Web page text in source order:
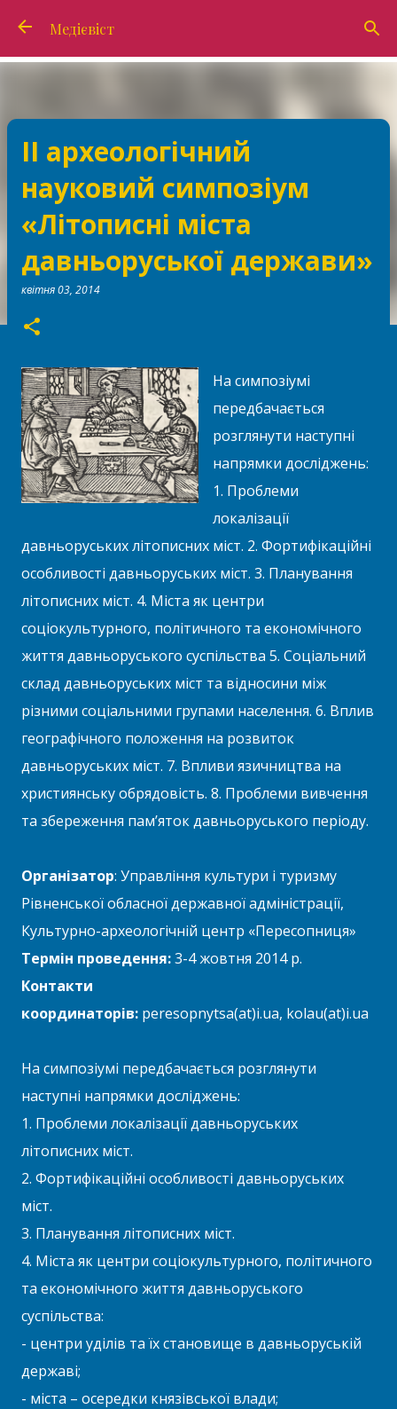
Перейти до основного вмісту
Медієвіст
ІІ археологічний
науковий симпозіум
«Літописні міста
давньоруської держави»
квітня 03, 2014
На симпозіумі
передбачається
розглянути наступні
напрямки досліджень:
1. Проблеми
локалізації
давньоруських літописних міст. 2. Фортифікаційні
особливості давньоруських міст. 3. Планування
літописних міст. 4. Міста як центри
соціокультурного, політичного та економічного
життя давньоруського суспільства 5. Соціальний
склад давньоруських міст та відносини між
різними соціальними групами населення. 6. Вплив
географічного положення на розвиток
давньоруських міст. 7. Впливи язичництва на
християнську обрядовість. 8. Проблеми вивчення
та збереження пам’яток давньоруського періоду.
Організатор: Управління культури і туризму
Рівненської обласної державної адміністрації,
Культурно-археологічній центр «Пересопниця»
Термін проведення:3-4 жовтня 2014 р.
Контакти
координаторів: peresopnytsa(at)i.ua, kolau(at)i.ua
На симпозіумі передбачається розглянути
наступні напрямки досліджень:
1. Проблеми локалізації давньоруських
літописних міст.
2. Фортифікаційні особливості давньоруських
міст.
3. Планування літописних міст.
4. Міста як центри соціокультурного, політичного
та економічного життя давньоруського
суспільства:
- центри уділів та їх становище в давньоруській
державі;
- міста – осередки князівської влади;